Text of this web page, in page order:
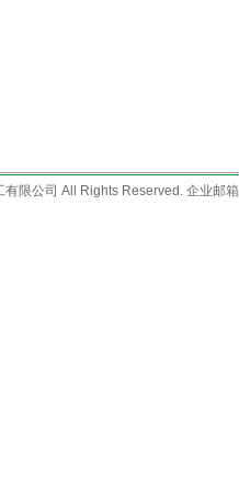
限公司 All Rights Reserved. 企业邮箱